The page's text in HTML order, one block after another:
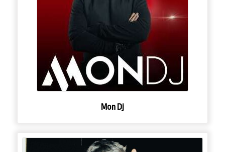
Mon Dj